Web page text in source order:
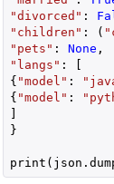
"divorced" :
"children" : (
"pets" : None
"langs" : [
{ "model" :
{ "model" :
]
}